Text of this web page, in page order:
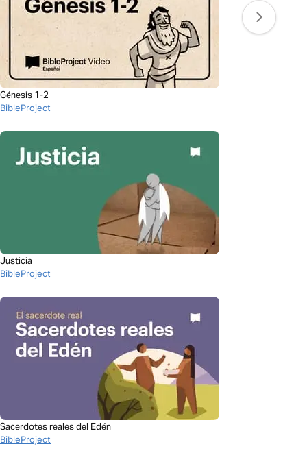
Génesis 1-2
BibleProject
Justicia
BibleProject
Sacerdotes reales del Edén
BibleProject